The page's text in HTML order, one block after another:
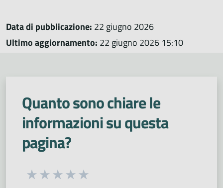
Data di pubblicazione: 22 giugno 2026
Ultimo aggiornamento: 22 giugno 2026 15:10
Quanto sono chiare le
informazioni su questa
pagina?
Seleziona una valutazione da 1 a 5 stelle